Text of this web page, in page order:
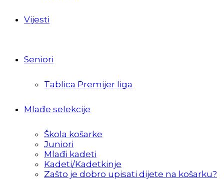
Vijesti
Seniori
Tablica Premijer liga
Mlađe selekcije
Škola košarke
Juniori
Mlađi kadeti
Kadeti/Kadetkinje
Zašto je dobro upisati dijete na košarku?